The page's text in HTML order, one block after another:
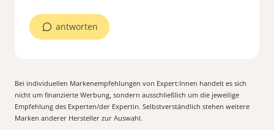
antworten
Bei individuellen Markenempfehlungen von Expert:Innen handelt es sich
nicht um finanzierte Werbung, sondern ausschließlich um die jeweilige
Empfehlung des Experten/der Expertin. Selbstverständlich stehen weitere
Marken anderer Hersteller zur Auswahl.